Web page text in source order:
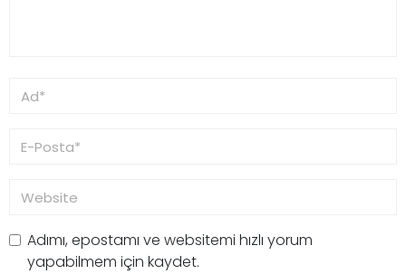
Adımı, epostamı ve websitemi hızlı yorum
yapabilmem için kaydet.